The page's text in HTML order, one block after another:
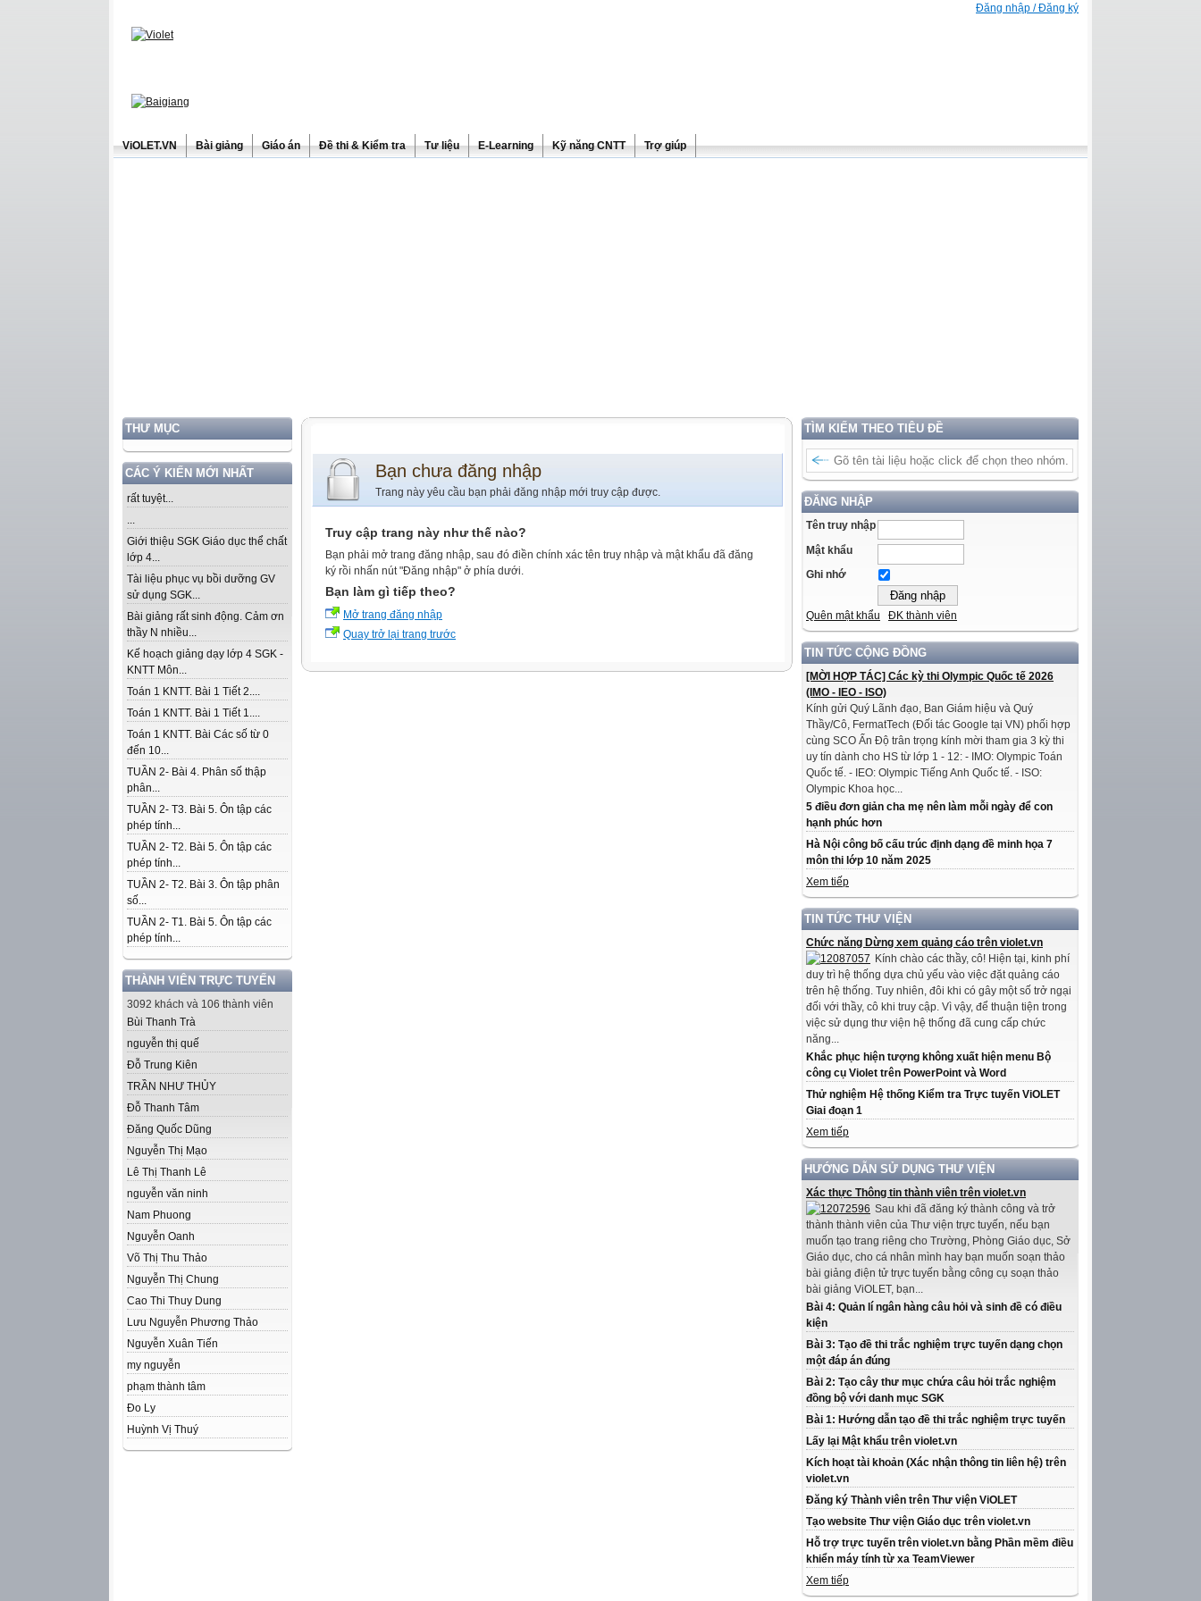
Đăng nhập / Đăng ký
ViOLET.VN Bài giảng Giáo án Đề thi & Kiểm tra Tư liệu E-Learning Kỹ năng CNTT Trợ giúp
THƯ MỤC
CÁC Ý KIẾN MỚI NHẤT
rất tuyệt...
...
Giới thiệu SGK Giáo dục thể chất
lớp 4...
Tài liệu phục vụ bồi dưỡng GV
sử dụng SGK...
Bài giảng rất sinh động. Cảm ơn
thầy N nhiều...
Kế hoạch giảng dạy lớp 4 SGK -
KNTT Môn...
Toán 1 KNTT. Bài 1 Tiết 2....
Toán 1 KNTT. Bài 1 Tiết 1....
Toán 1 KNTT. Bài Các số từ 0
đến 10...
TUẦN 2- Bài 4. Phân số thập
phân...
TUẦN 2- T3. Bài 5. Ôn tập các
phép tính...
TUẦN 2- T2. Bài 5. Ôn tập các
phép tính...
TUẦN 2- T2. Bài 3. Ôn tập phân
số...
TUẦN 2- T1. Bài 5. Ôn tập các
phép tính...
THÀNH VIÊN TRỰC TUYẾN
3092 khách và 106 thành viên
Bùi Thanh Trà
nguyễn thị quế
Đỗ Trung Kiên
TRẦN NHƯ THỦY
Đỗ Thanh Tâm
Đăng Quốc Dũng
Nguyễn Thị Mạo
Lê Thị Thanh Lê
nguyễn văn ninh
Nam Phuong
Nguyễn Oanh
Võ Thị Thu Thảo
Nguyễn Thị Chung
Cao Thi Thuy Dung
Lưu Nguyễn Phương Thảo
Nguyễn Xuân Tiến
my nguyễn
phạm thành tâm
Đo Ly
Huỳnh Vị Thuý
TÌM KIẾM THEO TIÊU ĐỀ
ĐĂNG NHẬP
Tên truy nhập
Mật khẩu
Ghi nhớ
Quên mật khẩu ĐK thành viên
TIN TỨC CỘNG ĐỒNG
[MỜI HỢP TÁC] Các kỳ thi Olympic Quốc tế 2026
(IMO - IEO - ISO)
Kính gửi Quý Lãnh đạo, Ban Giám hiệu và Quý
Thầy/Cô, FermatTech (Đối tác Google tại VN) phối hợp
cùng SCO Ấn Độ trân trọng kính mời tham gia 3 kỳ thi
uy tín dành cho HS từ lớp 1 - 12: - IMO: Olympic Toán
Quốc tế. - IEO: Olympic Tiếng Anh Quốc tế. - ISO:
Olympic Khoa học...
5 điều đơn giản cha mẹ nên làm mỗi ngày để con
hạnh phúc hơn
Hà Nội công bố cấu trúc định dạng đề minh họa 7
môn thi lớp 10 năm 2025
Xem tiếp
TIN TỨC THƯ VIỆN
Chức năng Dừng xem quảng cáo trên violet.vn
Kính chào các thầy, cô! Hiện tại, kinh phí
duy trì hệ thống dựa chủ yếu vào việc đặt quảng cáo
trên hệ thống. Tuy nhiên, đôi khi có gây một số trở ngại
đối với thầy, cô khi truy cập. Vì vậy, để thuận tiện trong
việc sử dụng thư viện hệ thống đã cung cấp chức
năng...
Khắc phục hiện tượng không xuất hiện menu Bộ
công cụ Violet trên PowerPoint và Word
Thử nghiệm Hệ thống Kiểm tra Trực tuyến ViOLET
Giai đoạn 1
Xem tiếp
HƯỚNG DẪN SỬ DỤNG THƯ VIỆN
Xác thực Thông tin thành viên trên violet.vn
Sau khi đã đăng ký thành công và trở
thành thành viên của Thư viện trực tuyến, nếu bạn
muốn tạo trang riêng cho Trường, Phòng Giáo dục, Sở
Giáo dục, cho cá nhân mình hay bạn muốn soạn thảo
bài giảng điện tử trực tuyến bằng công cụ soạn thảo
bài giảng ViOLET, bạn...
Bài 4: Quản lí ngân hàng câu hỏi và sinh đề có điều
kiện
Bài 3: Tạo đề thi trắc nghiệm trực tuyến dạng chọn
một đáp án đúng
Bài 2: Tạo cây thư mục chứa câu hỏi trắc nghiệm
đồng bộ với danh mục SGK
Bài 1: Hướng dẫn tạo đề thi trắc nghiệm trực tuyến
Lấy lại Mật khẩu trên violet.vn
Kích hoạt tài khoản (Xác nhận thông tin liên hệ) trên
violet.vn
Đăng ký Thành viên trên Thư viện ViOLET
Tạo website Thư viện Giáo dục trên violet.vn
Hỗ trợ trực tuyến trên violet.vn bằng Phần mềm điều
khiển máy tính từ xa TeamViewer
Xem tiếp
Bạn chưa đăng nhập
Trang này yêu cầu bạn phải đăng nhập mới truy cập được.
Truy cập trang này như thế nào?
Bạn phải mở trang đăng nhập, sau đó điền chính xác tên truy nhập và mật khẩu đã đăng
ký rồi nhấn nút "Đăng nhập" ở phía dưới.
Bạn làm gì tiếp theo?
Mở trang đăng nhập
Quay trở lại trang trước